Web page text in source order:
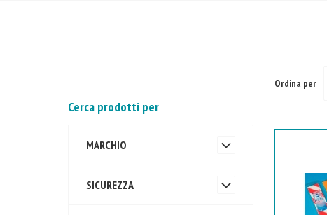
Ordina per
Cerca prodotti per
MARCHIO
SICUREZZA